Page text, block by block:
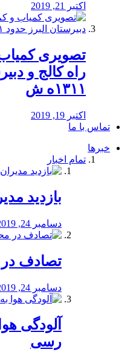
اکتبر 21, 2019
️تصویری
راه كالج و
۱۳۱۱ه ش
اکتبر 19, 2019
تماس با ما
خبرها
تمام اخبار
بازدید
دسامبر 24, 2019
تصادف در
دسامبر 24, 2019
آلودگی
رسی